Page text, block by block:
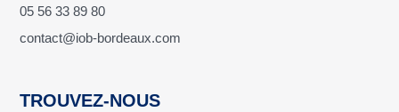
05 56 33 89 80
contact@iob-bordeaux.com
TROUVEZ-NOUS